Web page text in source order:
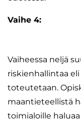
Vaihe 4:
Vaiheessa neljä
riskienhallintaa
toteutetaan.
maantieteellistä
toimialoille